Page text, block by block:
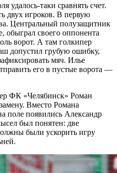
удалось-таки сравнять счет.
двух игроков. В первую
Центральный полузащитник
обыграл своего оппонента
ворот. А там голкипер
допустил грубую ошибку,
мяч. Илье
его в пустые ворота —
ФК «Челябинск» Роман
Вместо Романа
поле появились Александр
был понятен: две
были ускорить игру